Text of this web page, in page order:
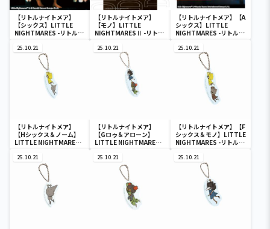
【リトルナイトメア】
【シックス】LITTLE
NIGHTMARES -リトルナ
ギュア
【リトルナイトメア】
【モノ】LITTLE
NIGHTMARESⅡ -リトル
ュア
【リトルナイトメア】【A
シックス】LITTLE
NIGHTMARES -リトルナ
25.10.21
【リトルナイトメア】
【Hシックス＆ノーム】
LITTLE NIGHTMARES -
ルチャーム
25.10.21
【リトルナイトメア】
【Gロゥ＆アローン】
LITTLE NIGHTMARES -
ルチャーム
25.10.21
【リトルナイトメア】【F
シックス＆モノ】LITTLE
NIGHTMARES -リトルナ
ム
25.10.21 25.10.21 25.10.21